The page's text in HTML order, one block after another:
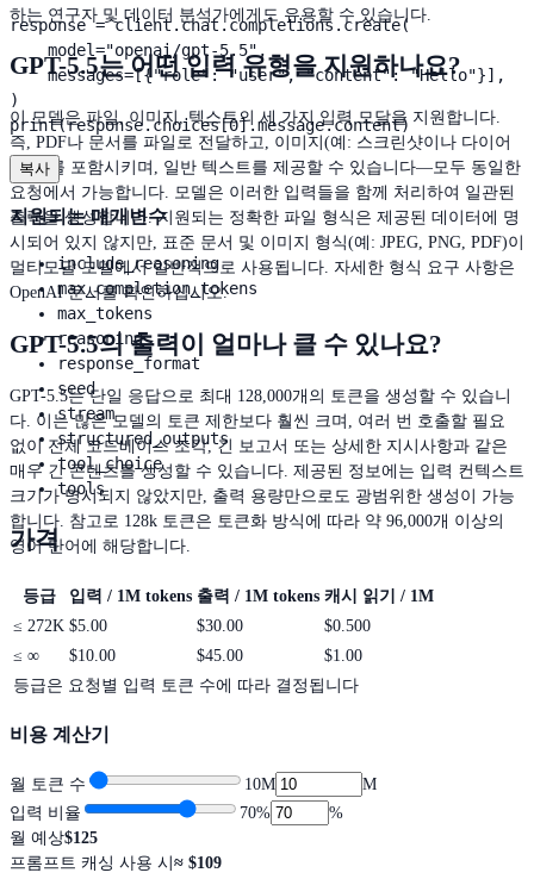
하는 연구자 및 데이터 분석가에게도 유용할 수 있습니다.
GPT-5.5는 어떤 입력 유형을 지원하나요?
이 모델은 파일, 이미지, 텍스트의 세 가지 입력 모달을 지원합니다.
즉, PDF나 문서를 파일로 전달하고, 이미지(예: 스크린샷이나 다이어
그램)를 포함시키며, 일반 텍스트를 제공할 수 있습니다—모두 동일한
요청에서 가능합니다. 모델은 이러한 입력들을 함께 처리하여 일관된
출력을 생성합니다. 지원되는 정확한 파일 형식은 제공된 데이터에 명
시되어 있지 않지만, 표준 문서 및 이미지 형식(예: JPEG, PNG, PDF)이
멀티모달 모델에서 일반적으로 사용됩니다. 자세한 형식 요구 사항은
OpenAI 문서를 확인하십시오.
GPT-5.5의 출력이 얼마나 클 수 있나요?
GPT-5.5는 단일 응답으로 최대 128,000개의 토큰을 생성할 수 있습니
다. 이는 많은 모델의 토큰 제한보다 훨씬 크며, 여러 번 호출할 필요
없이 전체 코드베이스 조각, 긴 보고서 또는 상세한 지시사항과 같은
매우 긴 콘텐츠를 생성할 수 있습니다. 제공된 정보에는 입력 컨텍스트
크기가 명시되지 않았지만, 출력 용량만으로도 광범위한 생성이 가능
합니다. 참고로 128k 토큰은 토큰화 방식에 따라 약 96,000개 이상의
영어 단어에 해당합니다.
response = client.chat.completions.create(
    model="openai/gpt-5.5",
    messages=[{"role": "user", "content": "Hello"}],
)
print(response.choices[0].message.content)
복사
지원되는 매개변수
include_reasoning
max_completion_tokens
max_tokens
reasoning
response_format
seed
stream
structured_outputs
tool_choice
tools
가격
등급 입력 / 1M tokens 출력 / 1M tokens 캐시 읽기 / 1M
≤ 272K $5.00 $30.00
$0.500
≤ ∞ $10.00 $45.00
$1.00
등급은 요청별 입력 토큰 수에 따라 결정됩니다
비용 계산기
월 토큰 수 10M
M
입력 비율
70%
%
월 예상$125
프롬프트 캐싱 사용 시 ≈ $109